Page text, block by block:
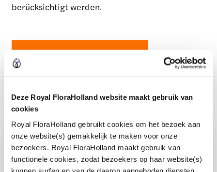
Deze Royal FloraHolland website maakt gebruik van
cookies
Royal FloraHolland gebruikt cookies om het bezoek aan
onze website(s) gemakkelijk te maken voor onze
bezoekers. Royal FloraHolland maakt gebruik van
functionele cookies, zodat bezoekers op haar website(s)
berücksichtigt werden.
Zusammensetzung ansehen
Gespannt, wer dem